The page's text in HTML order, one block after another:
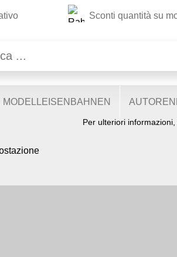
Sconti quantità su
MODELLEISENBAHNEN
sito web utilizziamo diversi cookie:
di utilizzare più funzionalità, altri
Per ulteriori